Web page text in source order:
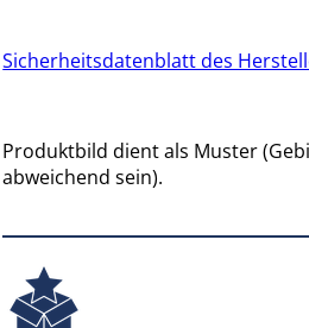
Sicherheitsdatenblatt des
Produktbild dient als Muster
abweichend sein).